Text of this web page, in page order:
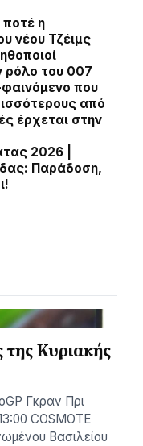
ποτέ η
νέου Τζέιμς
ρόλο του 007
που
από
έρχεται στην
2026 |
Παράδοση,
της Κυριακής
Γκραν Πρι
COSMOTE
Βασιλείου